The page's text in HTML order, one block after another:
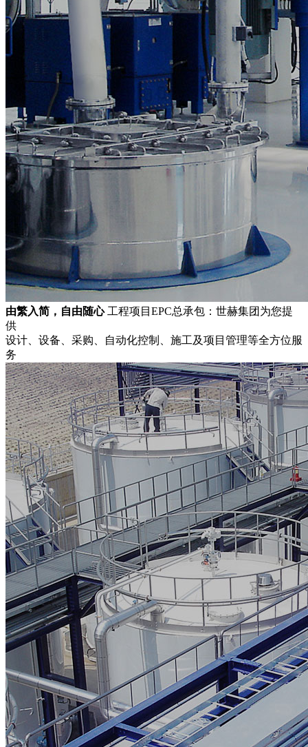
由繁入简，自由随心 工程项目EPC总承包：世赫集团为您提
供
设计、设备、采购、自动化控制、施工及项目管理等全方位服
务